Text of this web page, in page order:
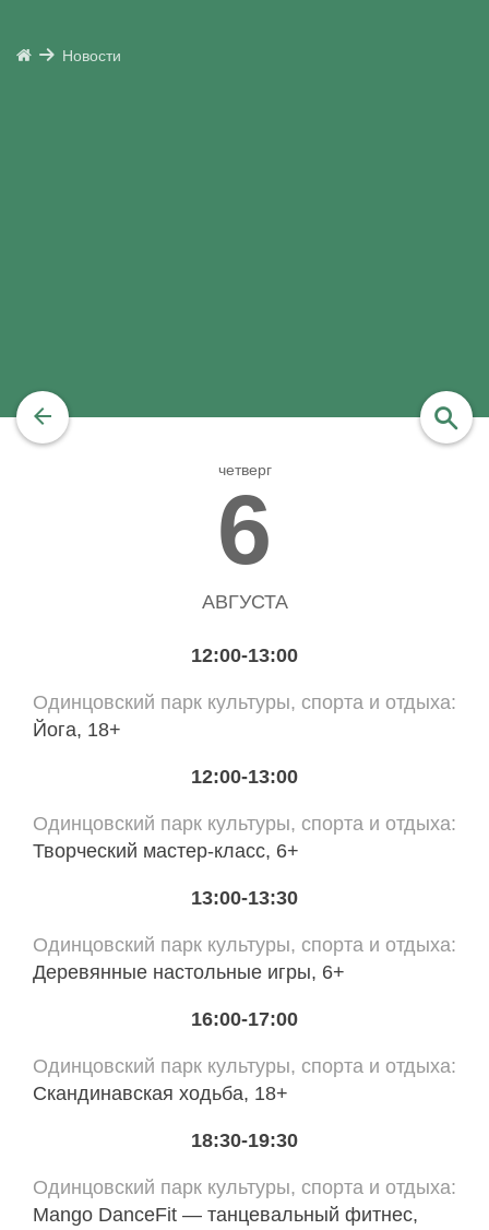
Новости
четверг
6
АВГУСТА
12:00-13:00
Одинцовский парк культуры, спорта и отдыха
Йога, 18+
12:00-13:00
Одинцовский парк культуры, спорта и отдыха
Творческий мастер-класс, 6+
13:00-13:30
Одинцовский парк культуры, спорта и отдыха
Деревянные настольные игры, 6+
16:00-17:00
Одинцовский парк культуры, спорта и отдыха
Скандинавская ходьба, 18+
18:30-19:30
Одинцовский парк культуры, спорта и отдыха
Mango DanceFit — танцевальный фитнес,